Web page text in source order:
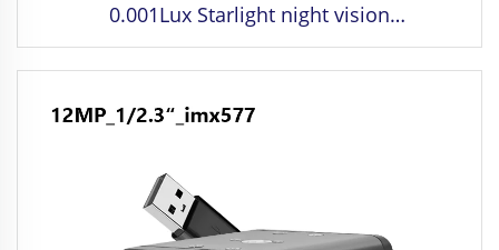
0.001Lux Starlight night vision
MJPG/YUY2/H.264 2MP USB Industrial camera
module